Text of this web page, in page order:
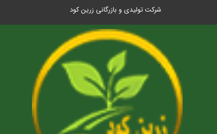
شرکت تولیدی و بازرگانی زرین کود